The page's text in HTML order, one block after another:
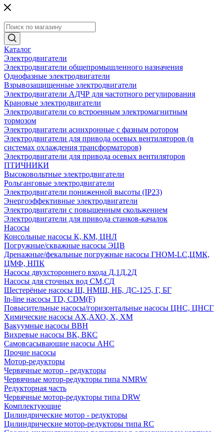
Каталог
Электродвигатели
Электродвигатели общепромышленного назначения
Однофазные электродвигатели
Взрывозащищенные электродвигатели
Электродвигатели АДЧР для частотного регулирования
Крановые электродвигатели
Электродвигатели со встроенным электромагнитным
тормозом
Электродвигатели асинхронные с фазным ротором
Электродвигатели для привода осевых вентиляторов (в
системах охлаждения трансформаторов)
Электродвигатели для привода осевых вентиляторов
ПТИЧНИКИ
Высоковольтные электродвигатели
Рольганговые электродвигатели
Электродвигатели пониженной высоты (IP23)
Энергоэффективные электродвигатели
Электродвигатели с повышенным скольжением
Электродвигатели для привода станков-качалок
Насосы
Консольные насосы К, КМ, ЦНЛ
Погружные/скважные насосы ЭЦВ
Дренажные/фекальные погружные насосы ГНОМ-LC,ЦМК,
ЦМФ, НПК
Насосы двухстороннего входа Д,1Д,2Д
Насосы для сточных вод СМ,СД
Шестерёные насосы Ш, НМШ, НБ, ДС-125, Г, БГ
In-line насосы TD, CDM(F)
Повысительные насосы/горизонтальные насосы ЦНС, ЦНСГ
Химические насосы АХ,АХО, Х, ХМ
Вакуумные насосы ВВН
Вихревые насосы ВК, ВКС
Самовсасывающие насосы АНС
Прочие насосы
Мотор-редукторы
Червячные мотор - редукторы
Червячные мотор-редукторы типа NMRW
Редукторная часть
Червячные мотор-редукторы типа DRW
Комплектующие
Цилиндрические мотор - редукторы
Цилиндрические мотор-редукторы типа RC